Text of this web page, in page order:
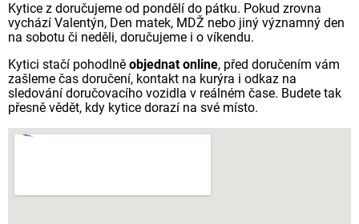
Kytice z doručujeme od pondělí do pátku. Pokud zrovna
vychází Valentýn, Den matek, MDŽ nebo jiný významný den
na sobotu či neděli, doručujeme i o víkendu.
Kytici stačí pohodlně objednat online, před doručením vám
zašleme čas doručení, kontakt na kurýra i odkaz na
sledování doručovacího vozidla v reálném čase. Budete tak
přesně vědět, kdy kytice dorazí na své místo.